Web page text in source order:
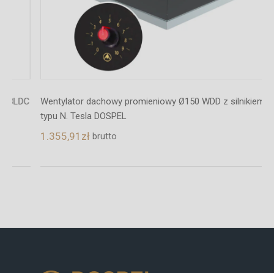
Wentylator dachowy promieniowy Ø150 WDD z silnikiem BLDC
typu N. Tesla DOSPEL
1.355,91zł brutto